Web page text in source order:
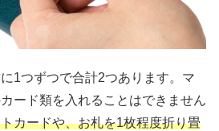
1つずつで合計2つあります。マ
ード類を入れることはできません
カードや、お札を1枚程度折り畳